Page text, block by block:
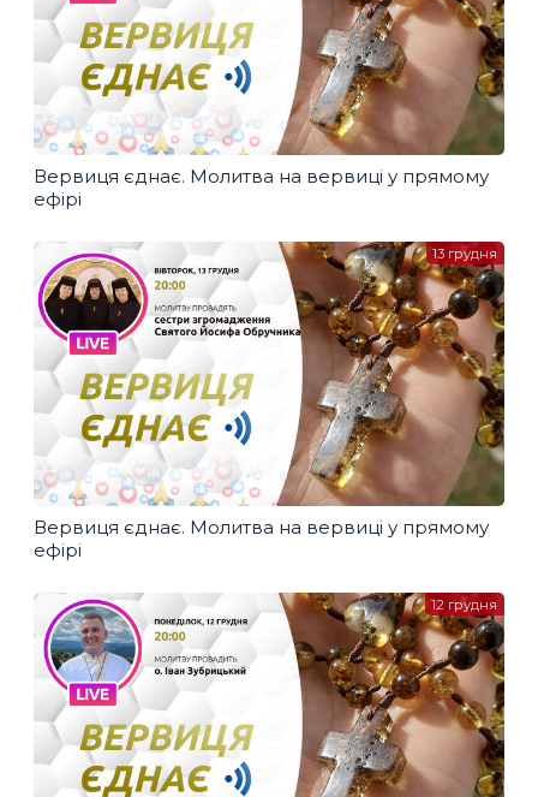
Вервиця єднає. Молитва на вервиці у прямому
ефірі
Вервиця єднає. Молитва на вервиці у прямому
ефірі
13 грудня
12 грудня